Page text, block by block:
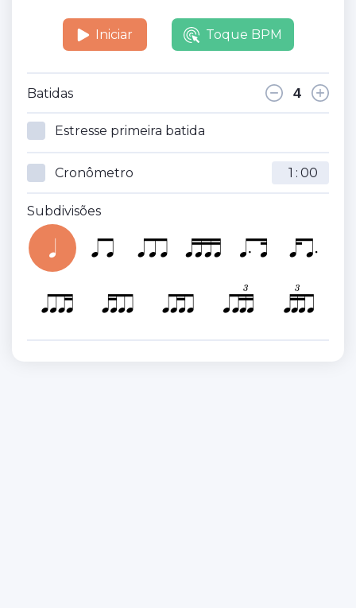
Iniciar Toque BPM
Batidas
Estresse primeira batida
Cronômetro :
Subdivisões